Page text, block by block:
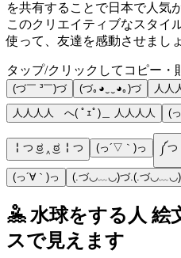
を共有することで日本で人気
このクリエイティブなスタイ
使って、友達を感動させましょ
タップ/クリックしてコピー・
(づ￣ ³￣)づ (づ｡◕‿‿◕｡)づ 人人
人人人人 へ( ﾟｪﾟ)＿ 人人人人 (
╏つ ͜ಠ ‸ ͜ಠ ╏つ (っ´▽｀)っ ༼つ
(っ´∀｀)っ (.づ◡﹏◡)づ.(.づ
🤽 水球をする人 絵
スで見えます